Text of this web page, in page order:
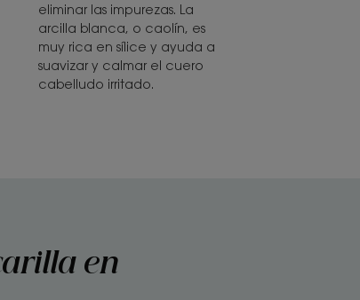
eliminar las impurezas. La
arcilla blanca, o caolín, es
muy rica en sílice y ayuda a
suavizar y calmar el cuero
cabelludo irritado.
en